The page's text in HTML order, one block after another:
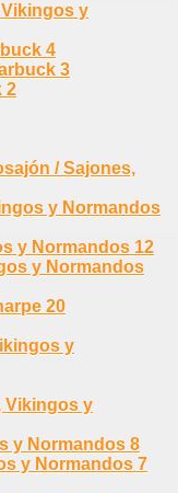
Vikingos y
4
3
2
/ Sajones,
y Normandos
y Normandos 12
y Normandos
20
y
Vikingos y
y Normandos 8
y Normandos 7